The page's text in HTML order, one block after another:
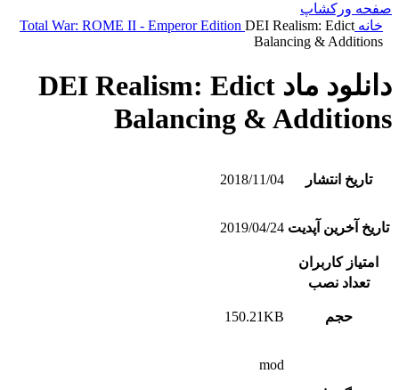
صفحه ورکشاپ
خانه
Total War: ROME II - Emperor Edition DEI Realism: Edict
Balancing & Additions
دانلود ماد DEI Realism: Edict
Balancing & Additions
تاریخ انتشار 2018/11/04
تاریخ آخرین آپدیت 2019/04/24
امتیاز کاربران
تعداد نصب
حجم 150.21KB
mod